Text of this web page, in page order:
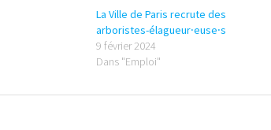
La Ville de Paris recrute des
arboristes-élagueur⸱euse⸱s
9 février 2024
Dans "Emploi"